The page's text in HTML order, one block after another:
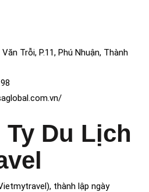
Trỗi, P.11, Phú Nhuận, Thành
Ty Du Lịch
thành lập ngày